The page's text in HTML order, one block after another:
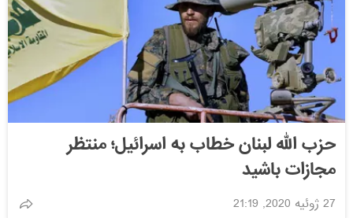
حزب الله لبنان خطاب به اسرائیل؛ منتظر
مجازات باشید
27 ژوئیه 2020, 21:19